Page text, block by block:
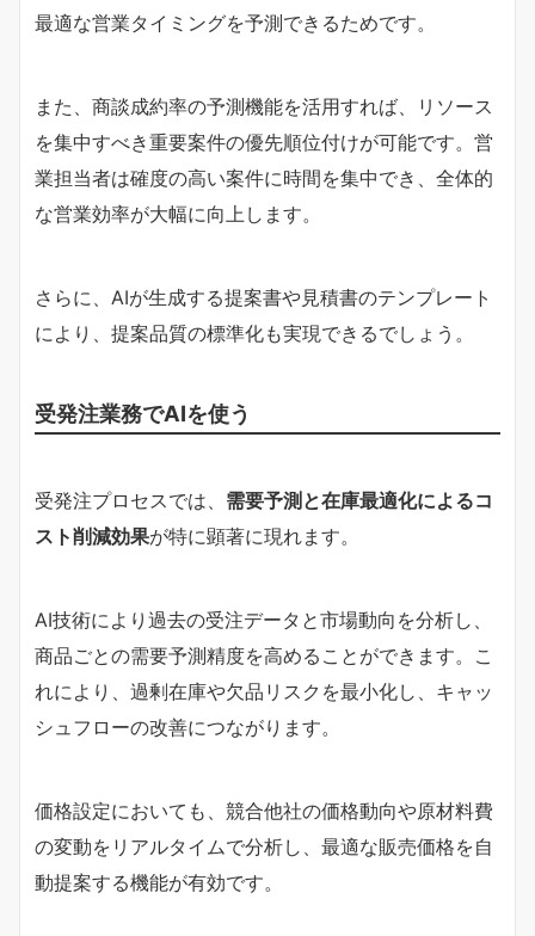
最適な営業タイミングを予測できるためです。
また、商談成約率の予測機能を活用すれば、リソース
を集中すべき重要案件の優先順位付けが可能です。営
業担当者は確度の高い案件に時間を集中でき、全体的
な営業効率が大幅に向上します。
さらに、AIが生成する提案書や見積書のテンプレート
により、提案品質の標準化も実現できるでしょう。
受発注業務でAIを使う
受発注プロセスでは、 需要予測と在庫最適化によるコ
スト削減効果が特に顕著に現れます。
AI技術により過去の受注データと市場動向を分析し、
商品ごとの需要予測精度を高めることができます。こ
れにより、過剰在庫や欠品リスクを最小化し、キャッ
シュフローの改善につながります。
価格設定においても、競合他社の価格動向や原材料費
の変動をリアルタイムで分析し、最適な販売価格を自
動提案する機能が有効です。